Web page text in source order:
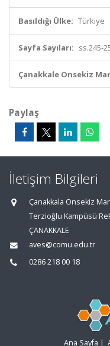
Basıldığı Ülke: Türkiye
Sayfa Sayıları: ss.245-
Çanakkale Onsekiz
Paylaş
İletişim Bilgileri
Çanakkala Onsekiz
Terzioğlu Kampüsü
ÇANAKKALE
aves@comu.edu.tr
0286 218 00 18
Ana Sayfa |